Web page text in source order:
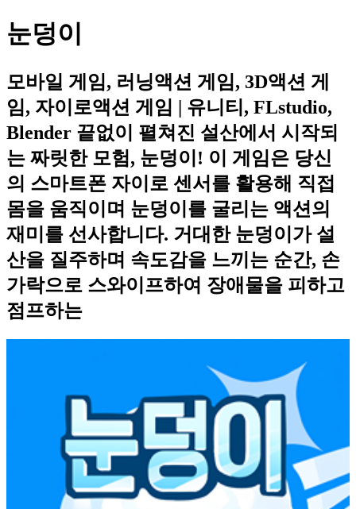
눈덩이
모바일 게임, 러닝액션 게임, 3D액션 게
임, 자이로액션 게임 | 유니티, FLstudio,
Blender 끝없이 펼쳐진 설산에서 시작되
는 짜릿한 모험, 눈덩이! 이 게임은 당신
의 스마트폰 자이로 센서를 활용해 직접
몸을 움직이며 눈덩이를 굴리는 액션의
재미를 선사합니다. 거대한 눈덩이가 설
산을 질주하며 속도감을 느끼는 순간, 손
가락으로 스와이프하여 장애물을 피하고
점프하는